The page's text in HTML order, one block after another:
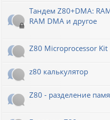
Тандем Z80+DMA:
RAM DMA и другое
Z80 Microprocessor Kit
z80 калькулятор
Z80 - разделение